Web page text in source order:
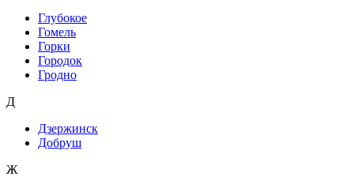
Глубокое
Гомель
Горки
Городок
Гродно
Д
Дзержинск
Добруш
Ж